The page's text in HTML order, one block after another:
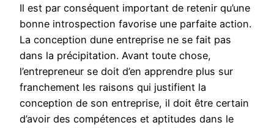
Il est par conséquent important de retenir qu’une
bonne introspection favorise une parfaite action.
La conception dune entreprise ne se fait pas
dans la précipitation. Avant toute chose,
l’entrepreneur se doit d’en apprendre plus sur
franchement les raisons qui justifient la
conception de son entreprise, il doit être certain
d’avoir des compétences et aptitudes dans le